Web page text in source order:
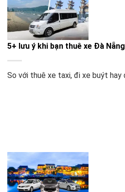
5+ lưu ý khi bạn thuê xe Đà
So với thuê xe taxi, đi xe buýt hay